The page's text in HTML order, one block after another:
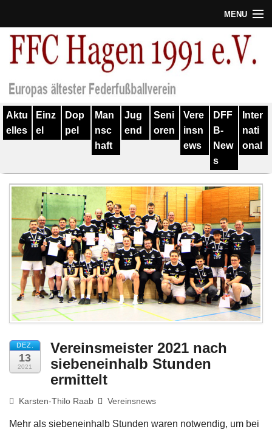
MENU
Termine
Verein
Geschichte
Training
Kontakt
Links
Impressum
Aktu
elles
Einz
el
Dop
pel
Man
nsc
haft
Jug
end
Seni
oren
Vere
insn
ews
DFF
B-
New
s
Inter
nati
onal
DEZ.
13
2021
Vereinsmeister 2021 nach
siebeneinhalb Stunden
ermittelt
Karsten-Thilo Raab Vereinsnews
Mehr als siebeneinhalb Stunden waren notwendig, um bei